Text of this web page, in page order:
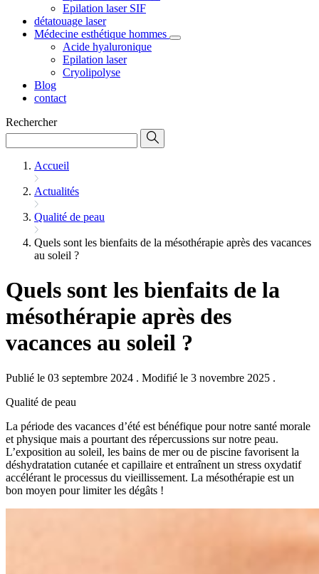
Epilation laser SIF
détatouage laser
Médecine esthétique hommes
Acide hyaluronique
Epilation laser
Cryolipolyse
Blog
contact
Rechercher
Accueil
Actualités
Qualité de peau
Quels sont les bienfaits de la mésothérapie après des vacances
au soleil ?
Quels sont les bienfaits de la
mésothérapie après des
vacances au soleil ?
Publié le 03 septembre 2024 . Modifié le 3 novembre 2025 .
Qualité de peau
La période des vacances d’été est bénéfique pour notre santé morale
et physique mais a pourtant des répercussions sur notre peau.
L’exposition au soleil, les bains de mer ou de piscine favorisent la
déshydratation cutanée et capillaire et entraînent un stress oxydatif
accélérant le processus du vieillissement. La mésothérapie est un
bon moyen pour limiter les dégâts !